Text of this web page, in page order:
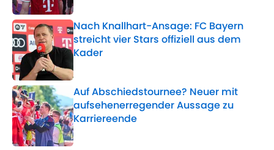
Nach Knallhart-Ansage: FC Bayern
streicht vier Stars offiziell aus dem
Kader
Auf Abschiedstournee? Neuer mit
aufsehenerregender Aussage zu
Karriereende
Published by on Invalid Date